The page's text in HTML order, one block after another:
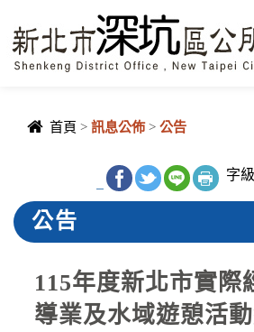
首頁 > 訊息公佈> 公告
字
公告
115年度新北市實際
導業及水域遊憩活